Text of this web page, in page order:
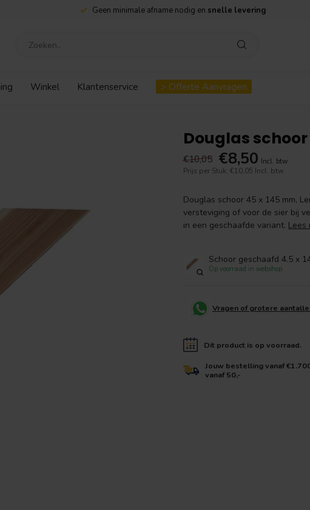
Geen minimale afname nodig en snelle levering
Winkel Klantenservice > Offerte Aanvragen
Douglas schoor
€10,05 €8,50 Incl. btw
Prijs per Stuk: €10,05 Incl. btw
Douglas schoor 45 x 145 mm,
versteviging of voor de sier bij
in een geschaafde variant. Lees
Schoor geschaafd 4.5 x
Op voorraad in webshop
Vragen of grotere
Dit product is op voorraad.
Jouw bestelling vanaf
vanaf 50,-